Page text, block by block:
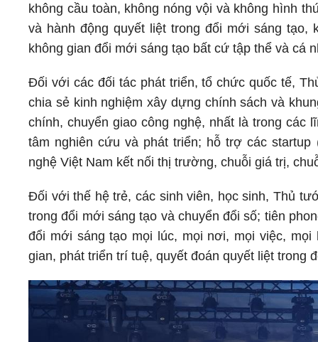
không cầu toàn, không nóng vội và không hình
và hành động quyết liệt trong đổi mới sáng
không gian đổi mới sáng tạo bất cứ tập thể và cá
Đối với các đối tác phát triển, tổ chức quốc tế,
chia sẻ kinh nghiệm xây dựng chính sách và
chính, chuyển giao công nghệ, nhất là trong
tâm nghiên cứu và phát triển; hỗ trợ các
nghệ Việt Nam kết nối thị trường, chuỗi giá trị,
Đối với thế hệ trẻ, các sinh viên, học sinh, Thủ
trong đổi mới sáng tạo và chuyển đổi số; tiên
đổi mới sáng tạo mọi lúc, mọi nơi, mọi việc,
gian, phát triển trí tuệ, quyết đoán quyết liệt trong